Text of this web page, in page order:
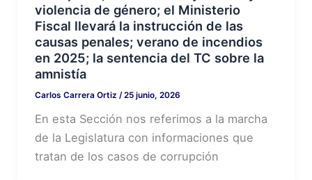
violencia de género; el Ministerio
Fiscal llevará la instrucción de las
causas penales; verano de incendios
en 2025; la sentencia del TC sobre la
amnistía
Carlos Carrera Ortiz /25 junio, 2026
En esta Sección nos referimos a la marcha
de la Legislatura con informaciones que
tratan de los casos de corrupción